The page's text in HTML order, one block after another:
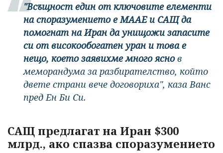
"Всъщност един от ключовите елементи
на споразумението е МААЕ и САЩ да
помогнат на Иран да унищожи запасите
си от високообогатен уран и това е
нещо, което заявихме много яснов
меморандума за разбирателство, който
двете страни вече договориха", каза Ванс
пред Ен Би Си.
САЩ предлагат на Иран $300
млрд., ако спазва споразумението